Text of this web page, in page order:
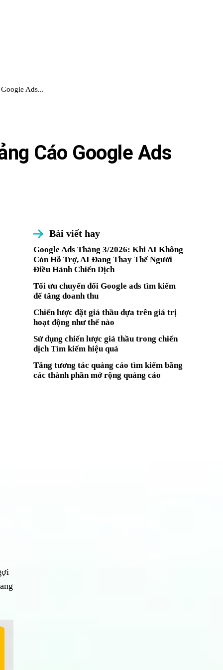
Ads...
Cáo Google Ads
Bài viết hay
Google Ads Tháng 3/2026: Khi AI Không
Còn Hỗ Trợ, AI Đang Thay Thế Người
Điều Hành Chiến Dịch
Tối ưu chuyển đổi Google ads tìm kiếm
để tăng doanh thu
Chiến lược đặt giá thầu dựa trên giá trị
hoạt động như thế nào
Sử dụng chiến lược giá thầu trong chiến
dịch Tìm kiếm hiệu quả
Tăng tương tác quảng cáo tìm kiếm bằng
các thành phần mở rộng quảng cáo